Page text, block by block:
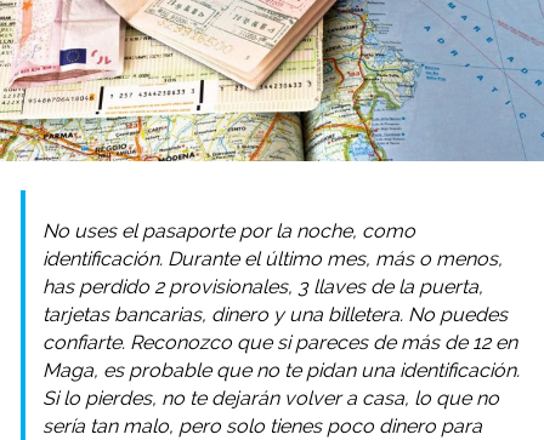
No uses el pasaporte por la noche, como
identificación. Durante el último mes, más o menos,
has perdido 2 provisionales, 3 llaves de la puerta,
tarjetas bancarias, dinero y una billetera. No puedes
confiarte. Reconozco que si pareces de más de 12 en
Maga, es probable que no te pidan una identificación.
Si lo pierdes, no te dejarán volver a casa, lo que no
sería tan malo, pero solo tienes poco dinero para